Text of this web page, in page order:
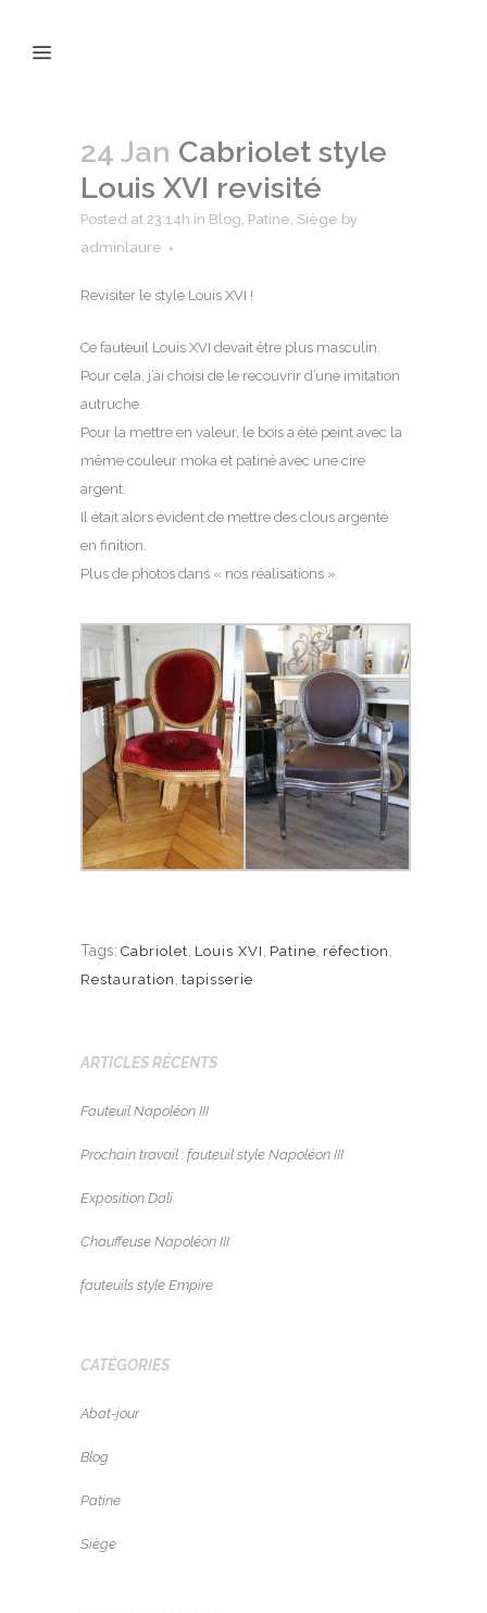
24 Jan Cabriolet style
Louis XVI revisité
Posted at 23:14h in Blog, Patine, Siège by
adminlaure
Revisiter le style Louis XVI !
Ce fauteuil Louis XVI devait être plus masculin.
Pour cela, j’ai choisi de le recouvrir d’une imitation
autruche.
Pour la mettre en valeur, le bois a été peint avec la
même couleur moka et patiné avec une cire
argent.
Il était alors évident de mettre des clous argenté
en finition.
Plus de photos dans « nos réalisations »
Tags: Cabriolet Louis XVI Patine réfection
Restauration tapisserie
ARTICLES RÉCENTS
Fauteuil Napoléon III
Prochain travail : fauteuil style Napoléon III
Exposition Dali
Chauffeuse Napoléon III
fauteuils style Empire
CATÉGORIES
Abat-jour
Blog
Patine
Siège